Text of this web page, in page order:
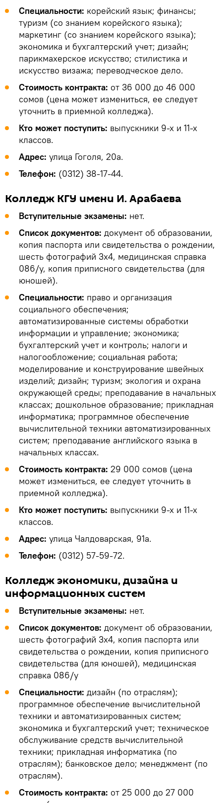
Специальности: корейский язык; финансы;
туризм (со знанием корейского языка);
маркетинг (со знанием корейского языка);
экономика и бухгалтерский учет; дизайн;
парикмахерское искусство; стилистика и
искусство визажа; переводческое дело.
Стоимость контракта: от 36 000 до 46 000
сомов (цена может измениться, ее следует
уточнить в приемной колледжа).
Кто может поступить: выпускники 9-х и 11-х
классов.
Адрес: улица Гоголя, 20а.
Телефон: (0312) 38-17-44.
Колледж КГУ имени И. Арабаева
Вступительные экзамены: нет.
Список документов: документ об образовании,
копия паспорта или свидетельства о рождении,
шесть фотографий 3х4, медицинская справка
086/у, копия приписного свидетельства (для
юношей).
Специальности: право и организация
социального обеспечения;
автоматизированные системы обработки
информации и управление; экономика;
бухгалтерский учет и контроль; налоги и
налогообложение; социальная работа;
моделирование и конструирование швейных
изделий; дизайн; туризм; экология и охрана
окружающей среды; преподавание в начальных
классах; дошкольное образование; прикладная
информатика; программное обеспечение
вычислительной техники автоматизированных
систем; преподавание английского языка в
начальных классах.
Стоимость контракта: 29 000 сомов (цена
может измениться, ее следует уточнить в
приемной колледжа).
Кто может поступить: выпускники 9-х и 11-х
классов.
Адрес: улица Чалдоварская, 91а.
Телефон: (0312) 57-59-72.
Колледж экономики, дизайна и
информационных систем
Вступительные экзамены: нет.
Список документов: документ об образовании,
шесть фотографий 3х4, копия паспорта или
свидетельства о рождении, копия приписного
свидетельства (для юношей), медицинская
справка 086/у
Специальности: дизайн (по отраслям);
программное обеспечение вычислительной
техники и автоматизированных систем;
экономика и бухгалтерский учет; техническое
обслуживание средств вычислительной
техники; прикладная информатика (по
отраслям); банковское дело; менеджмент (по
отраслям).
Стоимость контракта: от 25 000 до 27 000